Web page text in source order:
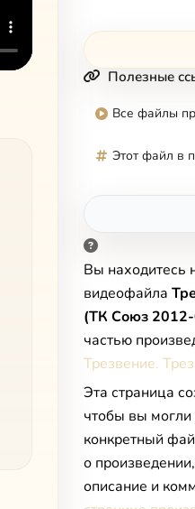
Полезные
Все файлы
Этот файл в
Вы находитесь
видеофайла
(ТК Союз
частью
Трезвение.
Эта страница
чтобы вы могли
конкретный
о
описание и